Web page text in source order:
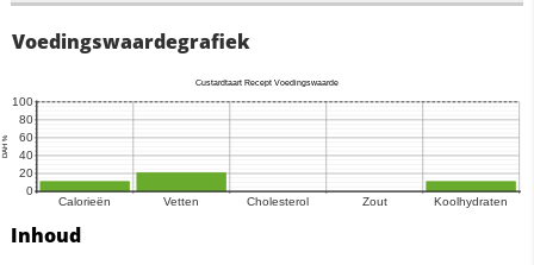
Voedingswaardegrafiek
Inhoud